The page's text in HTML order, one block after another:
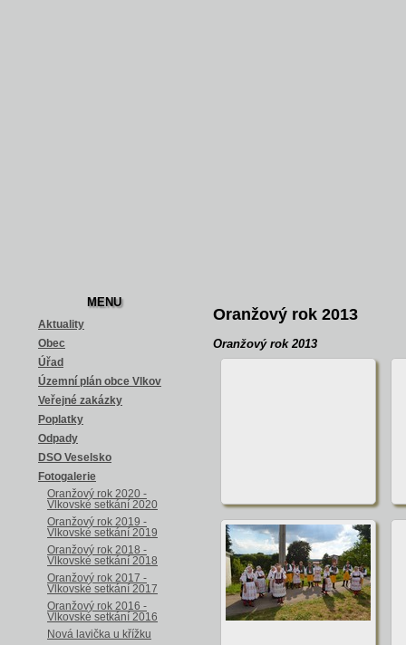
MENU
Aktuality
Obec
Úřad
Územní plán obce Vlkov
Veřejné zakázky
Poplatky
Odpady
DSO Veselsko
Fotogalerie
Oranžový rok 2020 -
Vlkovské setkání 2020
Oranžový rok 2019 -
Vlkovské setkání 2019
Oranžový rok 2018 -
Vlkovské setkání 2018
Oranžový rok 2017 -
Vlkovské setkání 2017
Oranžový rok 2016 -
Vlkovské setkání 2016
Nová lavička u křížku
Oranžový rok 2013
Oranžový rok 2013